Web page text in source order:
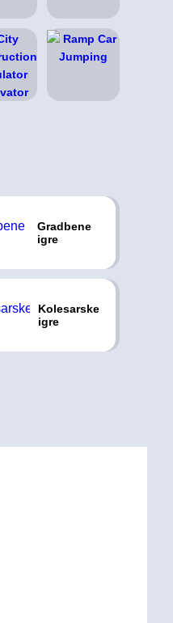
Gradbene
igre
Kolesarske
igre